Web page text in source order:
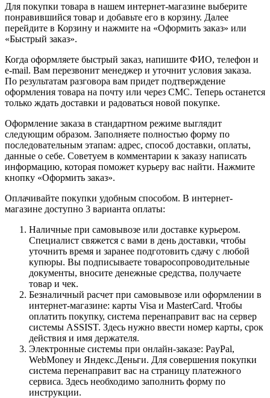
Для покупки товара в нашем интернет-магазине выберите
понравившийся товар и добавьте его в корзину. Далее
перейдите в Корзину и нажмите на «Оформить заказ» или
«Быстрый заказ».
Когда оформляете быстрый заказ, напишите ФИО, телефон и
e-mail. Вам перезвонит менеджер и уточнит условия заказа.
По результатам разговора вам придет подтверждение
оформления товара на почту или через СМС. Теперь останется
только ждать доставки и радоваться новой покупке.
Оформление заказа в стандартном режиме выглядит
следующим образом. Заполняете полностью форму по
последовательным этапам: адрес, способ доставки, оплаты,
данные о себе. Советуем в комментарии к заказу написать
информацию, которая поможет курьеру вас найти. Нажмите
кнопку «Оформить заказ».
Оплачивайте покупки удобным способом. В интернет-
магазине доступно 3 варианта оплаты:
Наличные при самовывозе или доставке курьером.
Специалист свяжется с вами в день доставки, чтобы
уточнить время и заранее подготовить сдачу с любой
купюры. Вы подписываете товаросопроводительные
документы, вносите денежные средства, получаете
товар и чек.
Безналичный расчет при самовывозе или оформлении в
интернет-магазине: карты Visa и MasterCard. Чтобы
оплатить покупку, система перенаправит вас на сервер
системы ASSIST. Здесь нужно ввести номер карты, срок
действия и имя держателя.
Электронные системы при онлайн-заказе: PayPal,
WebMoney и Яндекс.Деньги. Для совершения покупки
система перенаправит вас на страницу платежного
сервиса. Здесь необходимо заполнить форму по
инструкции.